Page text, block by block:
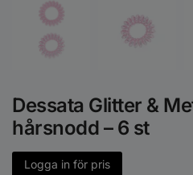
Dessata Glitter &
hårsnodd – 6 st
Logga in för pris